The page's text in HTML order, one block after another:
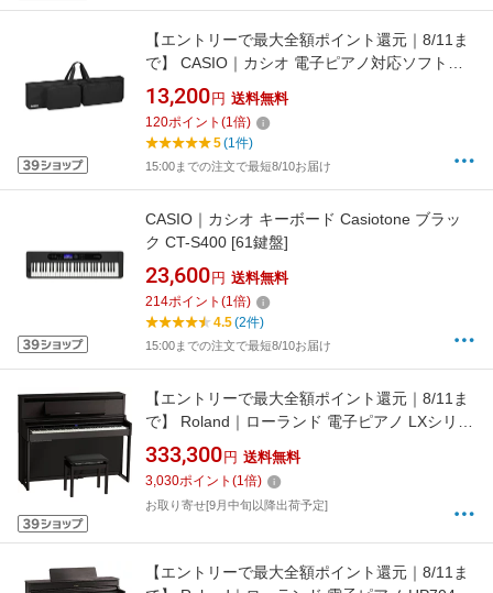
【エントリーで最大全額ポイント還元｜8/11ま
で】 CASIO｜カシオ 電子ピアノ対応ソフトケ
ース ブラック SC-900P
13,200 円 送料無料
120ポイント (1倍)
5(1件)
15:00までの注文で最短8/10お届け
CASIO｜カシオ キーボード Casiotone ブラッ
ク CT-S400 [61鍵盤]
23,600 円 送料無料
214ポイント (1倍)
4.5(2件)
15:00までの注文で最短8/10お届け
【エントリーで最大全額ポイント還元｜8/11ま
で】 Roland｜ローランド 電子ピアノ LXシリー
ズ ダークロズウッド調仕上げ LX-6-DRS [88鍵
盤]
333,300 円 送料無料
3,030ポイント (1倍)
お取り寄せ[9月中旬以降出荷予定]
【エントリーで最大全額ポイント還元｜8/11ま